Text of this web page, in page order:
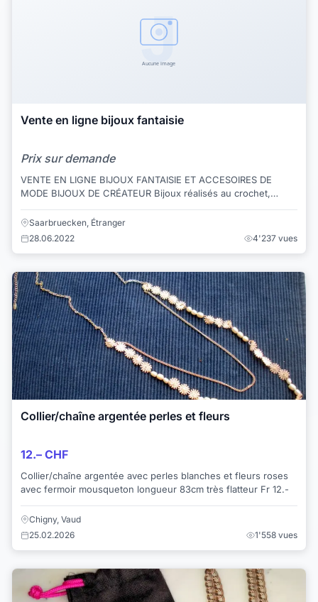
Vente en ligne bijoux fantaisie
Prix sur demande
VENTE EN LIGNE BIJOUX FANTAISIE ET ACCESOIRES DE
MODE BIJOUX DE CRÉATEUR Bijoux réalisés au crochet,
Saarbruecken, Étranger
28.06.2022
4'237 vues
Collier/chaîne argentée perles et fleurs
12.– CHF
Collier/chaîne argentée avec perles blanches et fleurs roses
avec fermoir mousqueton longueur 83cm très flatteur Fr 12.-
Chigny, Vaud
25.02.2026
1'558 vues